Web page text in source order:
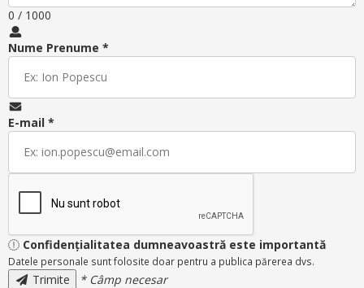
0 / 1000
Nume Prenume *
E-mail *
Confidențialitatea dumneavoastră este importantă
Datele personale sunt folosite doar pentru a publica părerea dvs.
Trimite * Câmp necesar